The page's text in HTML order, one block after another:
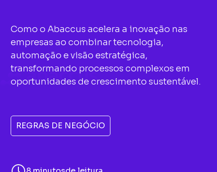
Como o Abaccus acelera a inovação nas
empresas ao combinar tecnologia,
automação e visão estratégica,
transformando processos complexos em
oportunidades de crescimento sustentável.
REGRAS DE NEGÓCIO